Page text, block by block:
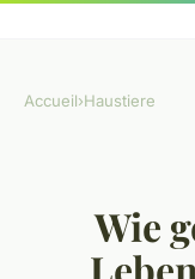
Accueil›Haustiere
Wie